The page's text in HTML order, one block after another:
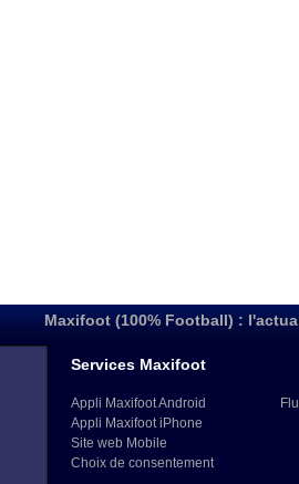
Maxifoot (100% Football) :
Services Maxifoot
Appli Maxifoot Android
Appli Maxifoot iPhone
Site web Mobile
Choix de consentement